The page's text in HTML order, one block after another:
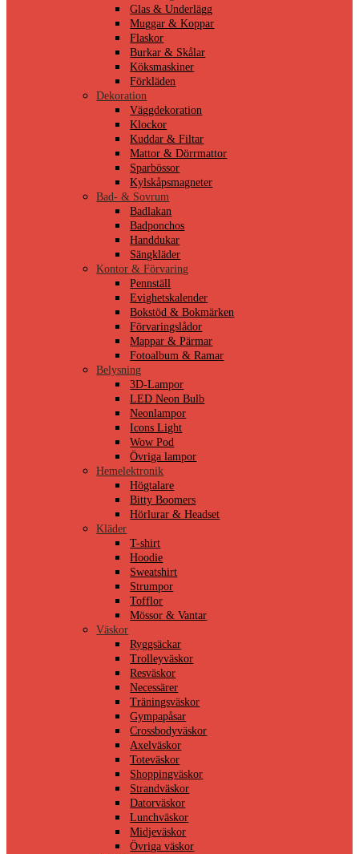
Glas & Underlägg
Muggar & Koppar
Flaskor
Burkar & Skålar
Köksmaskiner
Förkläden
Dekoration
Väggdekoration
Klockor
Kuddar & Filtar
Mattor & Dörrmattor
Sparbössor
Kylskåpsmagneter
Bad- & Sovrum
Badlakan
Badponchos
Handdukar
Sängkläder
Kontor & Förvaring
Pennställ
Evighetskalender
Bokstöd & Bokmärken
Förvaringslådor
Mappar & Pärmar
Fotoalbum & Ramar
Belysning
3D-Lampor
LED Neon Bulb
Neonlampor
Icons Light
Wow Pod
Övriga lampor
Hemelektronik
Högtalare
Bitty Boomers
Hörlurar & Headset
Kläder
T-shirt
Hoodie
Sweatshirt
Strumpor
Tofflor
Mössor & Vantar
Väskor
Ryggsäckar
Trolleyväskor
Resväskor
Necessärer
Träningsväskor
Gympapåsar
Crossbodyväskor
Axelväskor
Toteväskor
Shoppingväskor
Strandväskor
Datorväskor
Lunchväskor
Midjeväskor
Övriga väskor